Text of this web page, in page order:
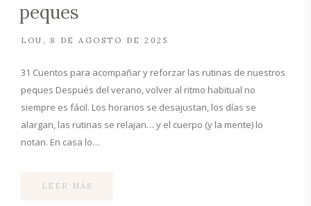
peques
LOU 8 DE AGOSTO DE 2025
31 Cuentos para acompañar y reforzar las rutinas de nuestros
peques Después del verano, volver al ritmo habitual no
siempre es fácil. Los horarios se desajustan, los días se
alargan, las rutinas se relajan… y el cuerpo (y la mente) lo
notan. En casa lo…
LEER MÁS